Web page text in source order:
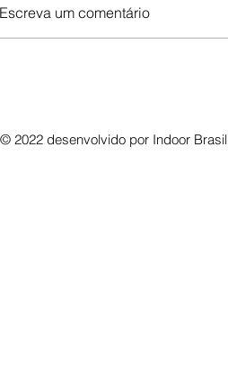
Escreva um comentário
© 2022 desenvolvido por Indoor Brasil